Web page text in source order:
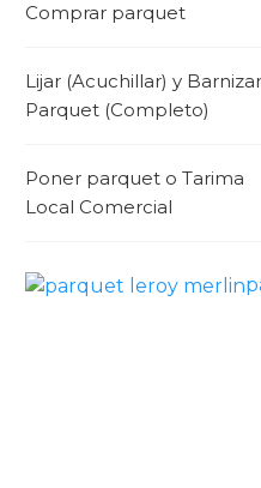
Comprar parquet
Lijar (Acuchillar) y Barnizar
Parquet (Completo)
Poner parquet o Tarima
Local Comercial